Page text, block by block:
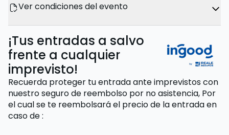
Ver condiciones del evento
¡Tus entradas a salvo
frente a cualquier
imprevisto!
Recuerda proteger tu entrada ante imprevistos con
nuestro seguro de reembolso por no asistencia, Por
el cual se te reembolsará el precio de la entradaen
caso de: